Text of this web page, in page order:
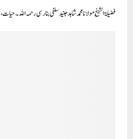
فضیلۃ الشیخ مولانا محمد شاہد جنید سلفی بنارسی رحمہ اللہ۔